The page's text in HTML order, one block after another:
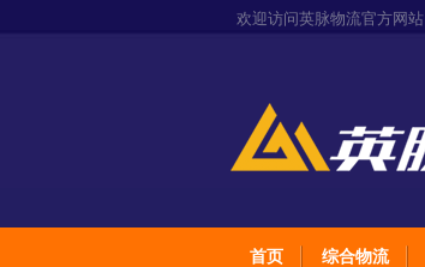
欢迎访问英脉物流官方网站
首页 综合物流